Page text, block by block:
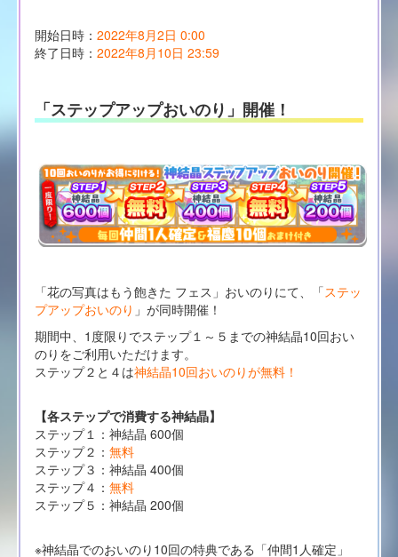
開始日時： 2022年8月2日 0:00
終了日時： 2022年8月10日 23:59
「ステップアップおいのり」開催！
「花の写真はもう飽きた フェス」おいのりにて、「ステッ
プアップおいのり 」が同時開催！
期間中、1度限りでステップ１～５までの神結晶10回おい
のりをご利用いただけます。
ステップ２と４は神結晶10回おいのりが無料！
【各ステップで消費する神結晶】
ステップ１：神結晶 600個
ステップ２： 無料
ステップ３：神結晶 400個
ステップ４： 無料
ステップ５：神結晶 200個
※神結晶でのおいのり10回の特典である「仲間1人確定」